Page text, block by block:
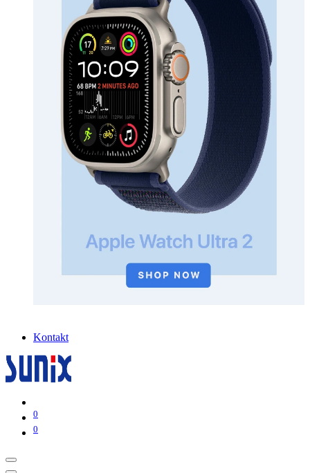
Kontakt
0
0